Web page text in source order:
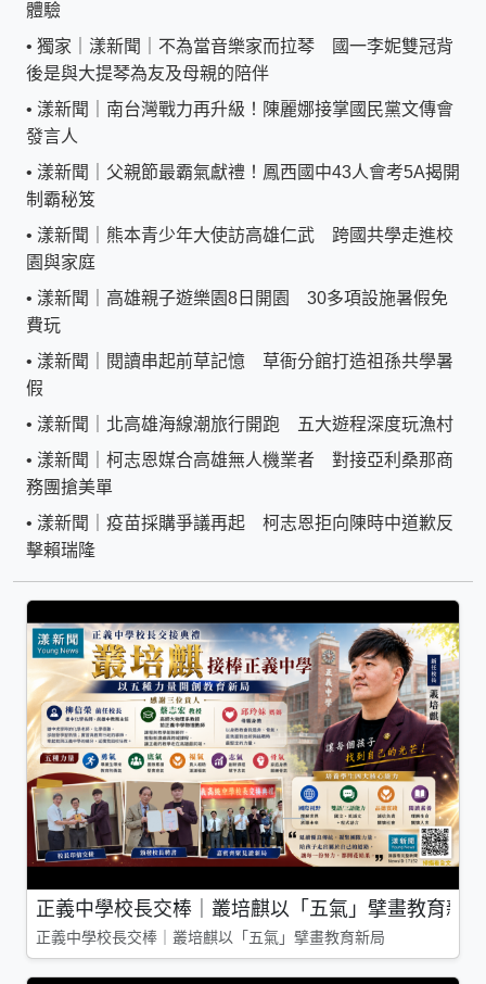
體驗
• 獨家｜漾新聞｜不為當音樂家而拉琴 國一李妮雙冠背
後是與大提琴為友及母親的陪伴
• 漾新聞｜南台灣戰力再升級！陳麗娜接掌國民黨文傳會
發言人
• 漾新聞｜父親節最霸氣獻禮！鳳西國中43人會考5A揭開
制霸秘笈
• 漾新聞｜熊本青少年大使訪高雄仁武 跨國共學走進校
園與家庭
• 漾新聞｜高雄親子遊樂園8日開園 30多項設施暑假免
費玩
• 漾新聞｜閱讀串起前草記憶 草衙分館打造祖孫共學暑
假
• 漾新聞｜北高雄海線潮旅行開跑 五大遊程深度玩漁村
• 漾新聞｜柯志恩媒合高雄無人機業者 對接亞利桑那商
務團搶美單
• 漾新聞｜疫苗採購爭議再起 柯志恩拒向陳時中道歉反
擊賴瑞隆
正義中學校長交棒｜叢培麒以「五氣」擘畫教育新局
正義中學校長交棒｜叢培麒以「五氣」擘畫教育新局